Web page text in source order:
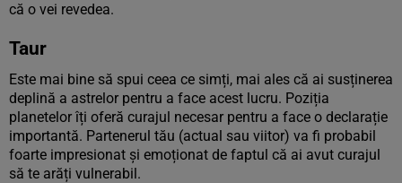
că o vei revedea.
Taur
Este mai bine să spui ceea ce simți, mai ales că ai susținerea
deplină a astrelor pentru a face acest lucru. Poziția
planetelor îți oferă curajul necesar pentru a face o declarație
importantă. Partenerul tău (actual sau viitor) va fi probabil
foarte impresionat și emoționat de faptul că ai avut curajul
să te arăți vulnerabil.